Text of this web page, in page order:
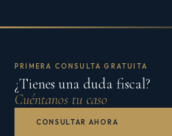
PRIMERA CONSULTA GRATUITA
¿Tienes una duda fiscal?
Cuéntanos tu caso
CONSULTAR AHORA